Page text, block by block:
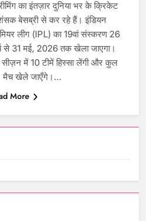
का इंतज़ार दुनिया भर के क्रिकेट
बेसब्री से कर रहे हैं। इंडियन
लीग (IPL) का 19वां संस्करण 26
से 31 मई, 2026 तक खेला जाएगा।
में 10 टीमें हिस्सा लेंगी और कुल
मैच खेले जाएँगे।…
More